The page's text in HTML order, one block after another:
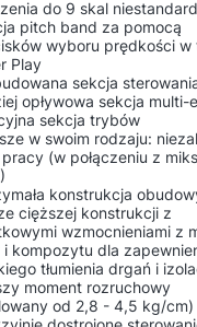
do 9 skal
pitch band za pomocą
wyboru prędkości w
Play
sekcja
opływowa sekcja multi-
sekcja trybów
w swoim rodzaju:
(w połączeniu z
konstrukcja
cięższej konstrukcji z
wzmocnieniami z
i kompozytu dla
tłumienia drgań i
moment rozruchowy
od 2,8 - 4,5 kg/cm)